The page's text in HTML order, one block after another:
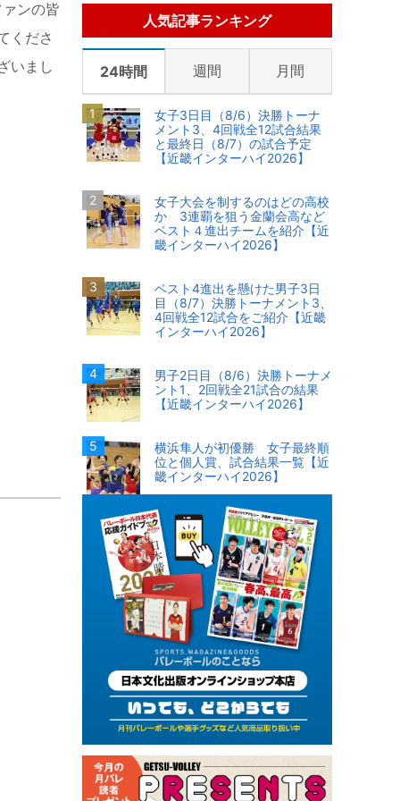
ンの皆
くださ
いまし
人気記事ランキング
24時間 週間 月間
女子3日目（8/6）決勝トーナ
メント3、4回戦全12試合結果
と最終日（8/7）の試合予定
【近畿インターハイ2026】
女子大会を制するのはどの高校
か 3連覇を狙う金蘭会高など
ベスト４進出チームを紹介【近
畿インターハイ2026】
ベスト4進出を懸けた男子3日
目（8/7）決勝トーナメント3、
4回戦全12試合をご紹介【近畿
インターハイ2026】
男子2日目（8/6）決勝トーナメ
ント1、2回戦全21試合の結果
【近畿インターハイ2026】
横浜隼人が初優勝 女子最終順
位と個人賞、試合結果一覧【近
畿インターハイ2026】